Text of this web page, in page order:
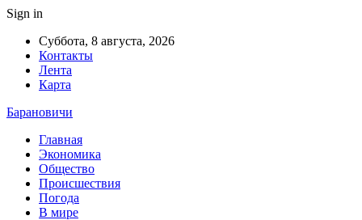
Sign in
Суббота, 8 августа, 2026
Контакты
Лента
Карта
Барановичи
Главная
Экономика
Общество
Происшествия
Погода
В мире